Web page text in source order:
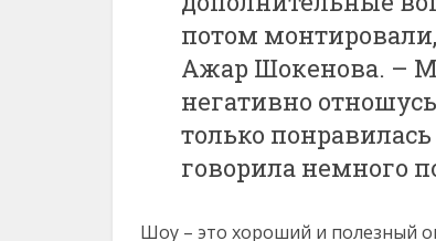
потом
Ажар Шокенова. –
негативно
только
говорила немного
Шоу – это хороший и полезный